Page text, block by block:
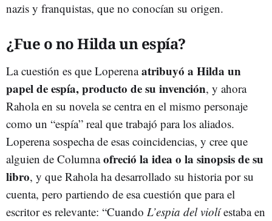
nazis y franquistas, que no conocían su origen.
¿Fue o no Hilda un espía?
La cuestión es que Loperenaatribuyó a Hilda un
papel de espía, producto de su invención, y ahora
Rahola en su novela se centra en el mismo personaje
como un “espía” real que trabajó para los aliados.
Loperena sospecha de esas coincidencias, y cree que
alguien de Columnaofreció la idea o la sinopsis de su
libro, y que Rahola ha desarrollado su historia por su
cuenta, pero partiendo de esa cuestión que para el
escritor es relevante: “Cuando L’espia del violíestaba en